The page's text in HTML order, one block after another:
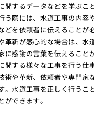
関するデータなどを学ぶこ
う際には、水道工事の内容
どを依頼者に伝えることが
革新が感心的な場合は、水
に感謝の言葉を伝えること
関する様々な工事を行う仕
術や革新、依頼者や専門家
。水道工事を正しく行うこ
ができます。